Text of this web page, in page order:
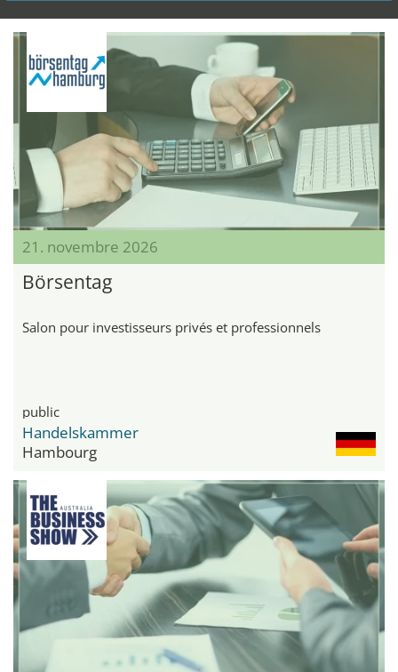
21. novembre 2026
Börsentag
Salon pour investisseurs privés et professionnels
public
Handelskammer
Hambourg